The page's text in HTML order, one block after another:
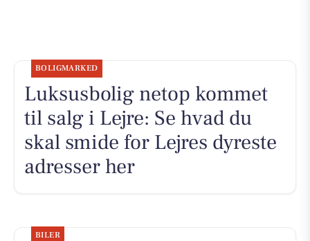
BOLIGMARKED
Luksusbolig netop kommet
til salg i Lejre: Se hvad du
skal smide for Lejres dyreste
adresser her
BILER